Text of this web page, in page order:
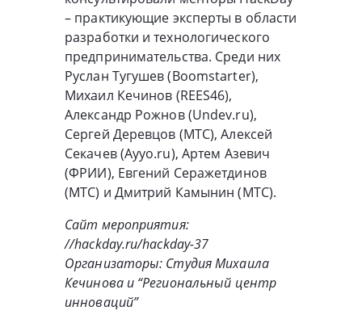
– практикующие эксперты в области
разработки и технологического
предпринимательства. Среди них
Руслан Тугушев (Boomstarter),
Михаил Кечинов (REES46),
Александр Рожнов (Undev.ru),
Сергей Деревцов (МТС), Алексей
Секачев (Ayyo.ru), Артем Азевич
(ФРИИ), Евгений Серажетдинов
(МТС) и Дмитрий Камынин (МТС).
Сайт мероприятия:
//hackday.ru/hackday-37
Организаторы: Студия Михаила
Кечинова и “Региональный центр
инноваций”